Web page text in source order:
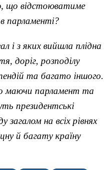
що відстоюватиме
парламенті?
і з яких вийшла плідна
доріг, розподілу
та багато іншого.
маючи парламент та
президентські
загалом на всіх рівнях
й багату країну